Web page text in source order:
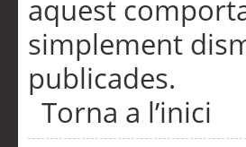
aquest
simplement
publicades.
Torna a l’inici